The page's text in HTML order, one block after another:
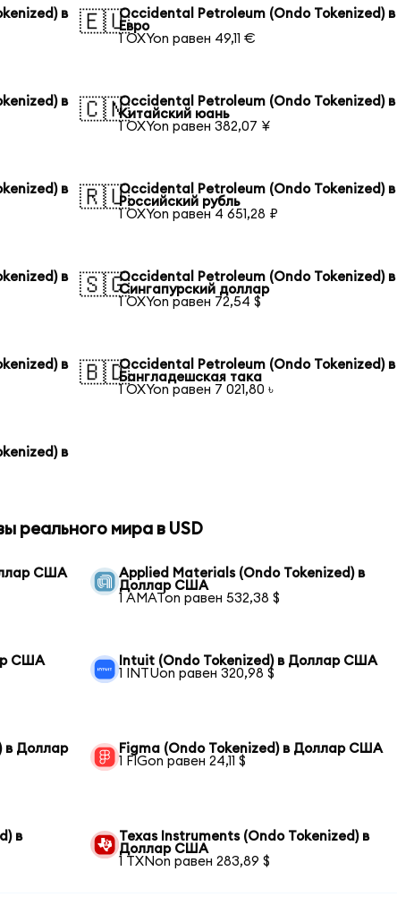
в
🇪🇺Occidental Petroleum (Ondo Tokenized) в
Евро
1 OXYon равен 49,11 €
в
🇨🇳Occidental Petroleum (Ondo Tokenized) в
Китайский юань
1 OXYon равен 382,07 ¥
в
🇷🇺Occidental Petroleum (Ondo Tokenized) в
Российский рубль
1 OXYon равен 4 651,28 ₽
в
🇸🇬Occidental Petroleum (Ondo Tokenized) в
Сингапурский доллар
1 OXYon равен 72,54 $
в
🇧🇩Occidental Petroleum (Ondo Tokenized) в
Бангладешская така
1 OXYon равен 7 021,80 ৳
в
реального мира в USD
США
Applied Materials (Ondo Tokenized) в
Доллар США
1 AMATon равен 532,38 $
США
Intuit (Ondo Tokenized) в Доллар США
1 INTUon равен 320,98 $
в Доллар
Figma (Ondo Tokenized) в Доллар США
1 FIGon равен 24,11 $
в
Texas Instruments (Ondo Tokenized) в
Доллар США
1 TXNon равен 283,89 $